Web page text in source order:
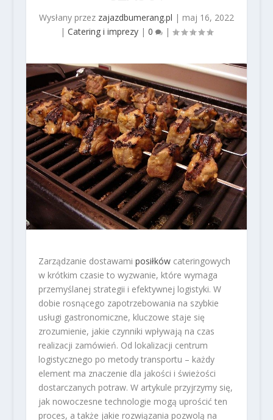
Wysłany przez zajazdbumerang.pl | maj 16, 2022
| Catering i imprezy| 0 |
Zarządzanie dostawami posiłkówcateringowych
w krótkim czasie to wyzwanie, które wymaga
przemyślanej strategii i efektywnej logistyki. W
dobie rosnącego zapotrzebowania na szybkie
usługi gastronomiczne, kluczowe staje się
zrozumienie, jakie czynniki wpływają na czas
realizacji zamówień. Od lokalizacji centrum
logistycznego po metody transportu – każdy
element ma znaczenie dla jakości i świeżości
dostarczanych potraw. W artykule przyjrzymy się,
jak nowoczesne technologie mogą uprościć ten
proces, a także jakie rozwiązania pozwolą na